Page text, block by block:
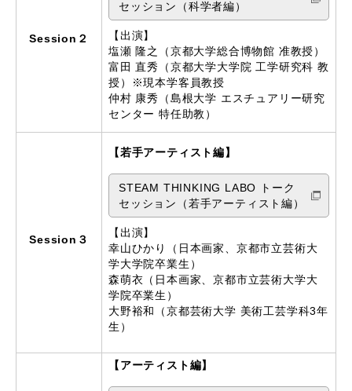
Session２
セッション（科学者編）
【出演】
塩瀬 隆之（京都大学総合博物館 准教授）
富田 直秀（京都大学大学院 工学研究科 教
授）※現本学客員教授
仲村 康秀（島根大学 エスチュアリー研究
センター 特任助教）
Session３
【若手アーティスト編】
STEAM THINKING LABO トーク
セッション（若手アーティスト編）
【出演】
幸山ひかり（日本画家、京都市立芸術大
学大学院卒業生）
森萌衣（日本画家、京都市立芸術大学大
学院卒業生）
大野裕和（京都芸術大学 美術工芸学科3年
生）
【アーティスト編】